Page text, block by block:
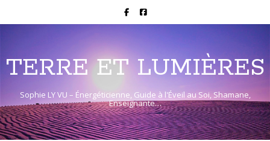
TERRE ET LUMIÈRES
Sophie LY VU – Énergéticienne, Guide à l'Éveil au Soi, Shamane,
Enseignante…